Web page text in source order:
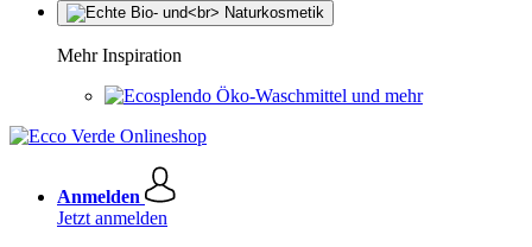
Mehr Inspiration
Öko-Waschmittel und mehr
Anmelden
Jetzt anmelden